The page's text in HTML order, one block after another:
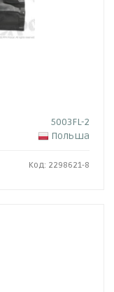
5003FL-2
Польша
Код: 2298621-8